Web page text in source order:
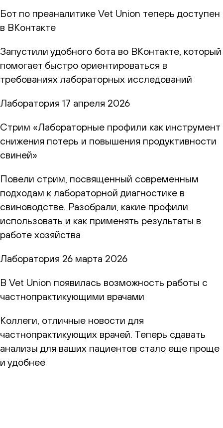
Бот по преаналитике Vet Union теперь доступен
в ВКонтакте
Запустили удобного бота во ВКонтакте, который
помогает быстро ориентироваться в
требованиях лабораторных исследований
Лаборатория 17 апреля 2026
Стрим «Лабораторные профили как инструмент
снижения потерь и повышения продуктивности
свиней»
Повели стрим, посвященный современным
подходам к лабораторной диагностике в
свиноводстве. Разобрали, какие профили
использовать и как применять результаты в
работе хозяйства
Лаборатория 26 марта 2026
В Vet Union появилась возможность работы с
частнопрактикующими врачами
Коллеги, отличные новости для
частнопрактикующих врачей. Теперь сдавать
анализы для ваших пациентов стало еще проще
и удобнее